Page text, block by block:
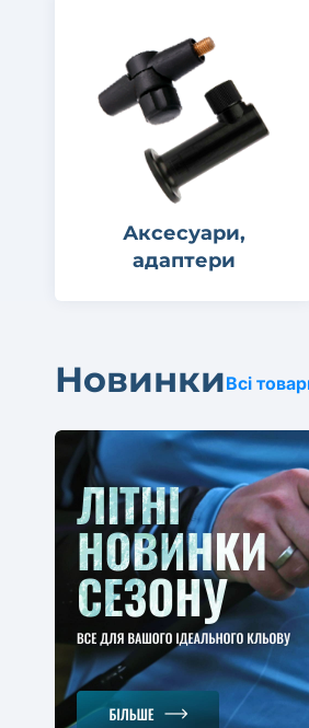
Аксесуари,
адаптери
НовинкиВсі